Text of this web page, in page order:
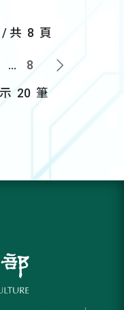
/ 共 8 頁
... 8
下一頁
20 筆